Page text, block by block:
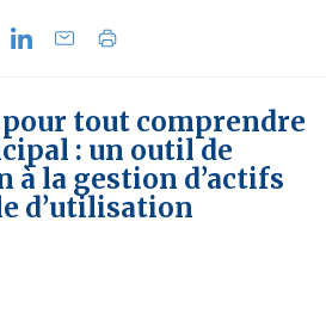
pour tout comprendre
: un outil de
à la gestion d’actifs
d’utilisation